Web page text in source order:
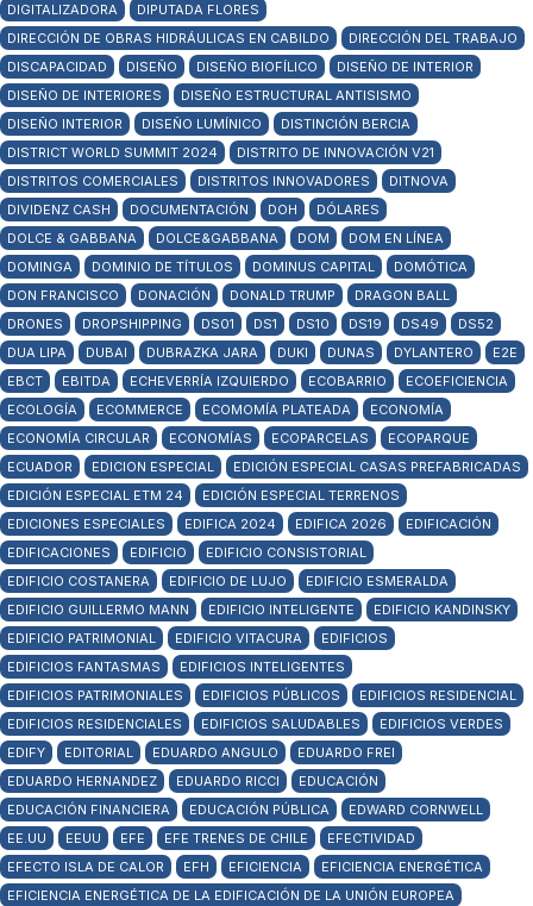
DIGITALIZADORA
DIPUTADA FLORES
DIRECCIÓN DE OBRAS HIDRÁULICAS EN CABILDO
DIRECCIÓN DEL TRABAJO
DISCAPACIDAD
DISEÑO DISEÑO BIOFÍLICO
DISEÑO DE INTERIOR
DISEÑO DE INTERIORES
DISEÑO ESTRUCTURAL ANTISISMO
DISEÑO INTERIOR
DISEÑO LUMÍNICO
DISTINCIÓN BERCIA
DISTRICT WORLD SUMMIT 2024
DISTRITO DE INNOVACIÓN V21
DISTRITOS COMERCIALES
DISTRITOS INNOVADORES
DITNOVA
DIVIDENZ CASH
DOCUMENTACIÓN DOH
DÓLARES
DOLCE & GABBANA
DOLCE&GABBANA DOM
DOM EN LÍNEA
DOMINGA
DOMINIO DE TÍTULOS DOMINUS CAPITAL
DOMÓTICA
DON FRANCISCO
DONACIÓN DONALD TRUMP
DRAGON BALL
DRONES
DROPSHIPPING DS01 DS1 DS10 DS19 DS49
DS52
DUA LIPA
DUBAI DUBRAZKA JARA DUKI DUNAS DYLANTERO
E2E
EBCT
EBITDA ECHEVERRÍA IZQUIERDO ECOBARRIO
ECOEFICIENCIA
ECOLOGÍA
ECOMMERCE ECOMOMÍA PLATEADA
ECONOMÍA
ECONOMÍA CIRCULAR
ECONOMÍAS ECOPARCELAS
ECOPARQUE
ECUADOR
EDICION ESPECIAL
EDICIÓN ESPECIAL CASAS PREFABRICADAS
EDICIÓN ESPECIAL ETM 24
EDICIÓN ESPECIAL TERRENOS
EDICIONES ESPECIALES
EDIFICA 2024 EDIFICA 2026
EDIFICACIÓN
EDIFICACIONES
EDIFICIO
EDIFICIO CONSISTORIAL
EDIFICIO COSTANERA
EDIFICIO DE LUJO
EDIFICIO ESMERALDA
EDIFICIO GUILLERMO MANN
EDIFICIO INTELIGENTE
EDIFICIO KANDINSKY
EDIFICIO PATRIMONIAL
EDIFICIO VITACURA
EDIFICIOS
EDIFICIOS FANTASMAS
EDIFICIOS INTELIGENTES
EDIFICIOS PATRIMONIALES
EDIFICIOS PÚBLICOS
EDIFICIOS RESIDENCIAL
EDIFICIOS RESIDENCIALES
EDIFICIOS SALUDABLES
EDIFICIOS VERDES
EDIFY
EDITORIAL EDUARDO ANGULO
EDUARDO FREI
EDUARDO HERNANDEZ
EDUARDO RICCI
EDUCACIÓN
EDUCACIÓN FINANCIERA
EDUCACIÓN PÚBLICA
EDWARD CORNWELL
EE.UU
EEUU EFE EFE TRENES DE CHILE
EFECTIVIDAD
EFECTO ISLA DE CALOR
EFH EFICIENCIA
EFICIENCIA ENERGÉTICA
EFICIENCIA ENERGÉTICA DE LA EDIFICACIÓN DE LA UNIÓN EUROPEA